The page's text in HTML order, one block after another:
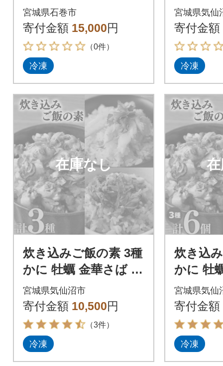
さば みやぎサーモン
漬け丼 カンタン調理
牡蠣 炊き込み
宮城県石巻市
寄付金額 15,000円
（0件）
冷凍
みご飯
イ 宮城
564356]
宮城県気仙
寄付金額
冷凍
在庫なし
炊き込みご飯の素 3種
かに 牡蠣 金華さば (2
合用×各1p) 計3p [205
65368]
宮城県気仙沼市
寄付金額 10,500円
（3件）
冷凍
炊き込
かに 牡
合用×各
65367]
宮城県気仙
寄付金額
冷凍